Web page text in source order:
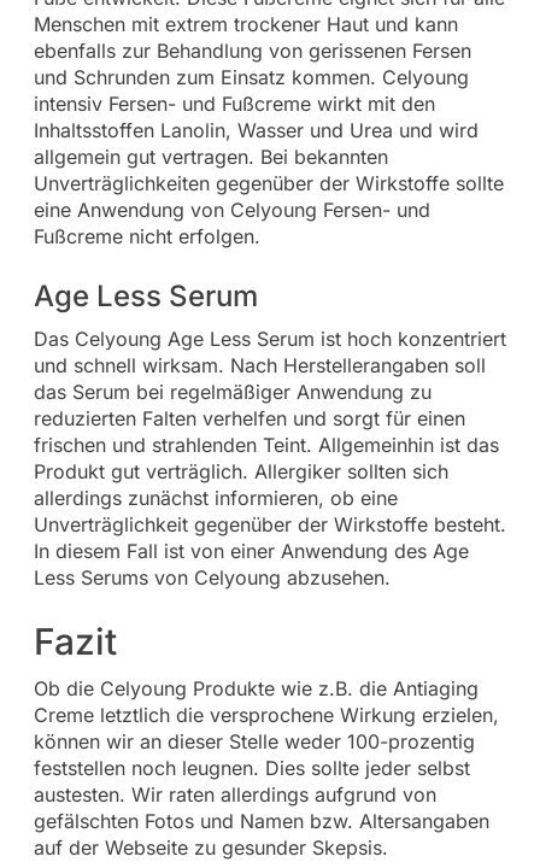
Menschen mit extrem trockener Haut und kann
ebenfalls zur Behandlung von gerissenen Fersen
und Schrunden zum Einsatz kommen. Celyoung
intensiv Fersen- und Fußcreme wirkt mit den
Inhaltsstoffen Lanolin, Wasser und Urea und wird
allgemein gut vertragen. Bei bekannten
Unverträglichkeiten gegenüber der Wirkstoffe sollte
eine Anwendung von Celyoung Fersen- und
Fußcreme nicht erfolgen.
Age Less Serum
Das Celyoung Age Less Serum ist hoch konzentriert
und schnell wirksam. Nach Herstellerangaben soll
das Serum bei regelmäßiger Anwendung zu
reduzierten Falten verhelfen und sorgt für einen
frischen und strahlenden Teint. Allgemeinhin ist das
Produkt gut verträglich. Allergiker sollten sich
allerdings zunächst informieren, ob eine
Unverträglichkeit gegenüber der Wirkstoffe besteht.
In diesem Fall ist von einer Anwendung des Age
Less Serums von Celyoung abzusehen.
Fazit
Ob die Celyoung Produkte wie z.B. die Antiaging
Creme letztlich die versprochene Wirkung erzielen,
können wir an dieser Stelle weder 100-prozentig
feststellen noch leugnen. Dies sollte jeder selbst
austesten. Wir raten allerdings aufgrund von
gefälschten Fotos und Namen bzw. Altersangaben
auf der Webseite zu gesunder Skepsis.